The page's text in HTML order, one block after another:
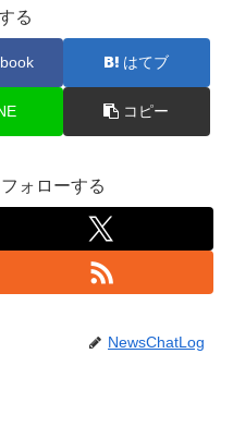
る
はてブ
コピー
ォローする
NewsChatLog